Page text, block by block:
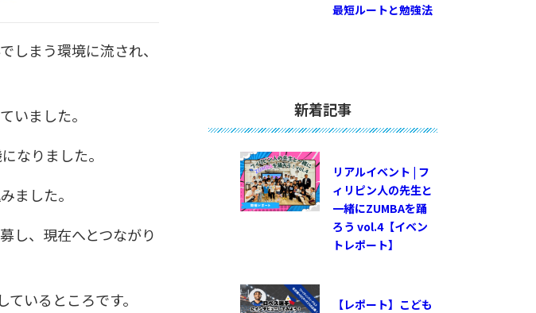
しまう環境に流され、
いました。
なりました。
ました。
し、現在へとつながり
いるところです。
最短ルートと勉強法
新着記事
リアルイベント | フ
ィリピン人の先生と
一緒にZUMBAを踊
ろう vol.4【イベン
トレポート】
【レポート】こども